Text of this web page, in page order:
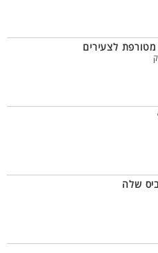
מטורפת לצעירים
שלה